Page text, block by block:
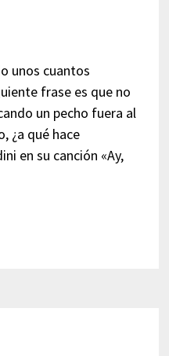
unos cuantos
frase es que no
un pecho fuera al
¿a qué hace
en su canción «Ay,